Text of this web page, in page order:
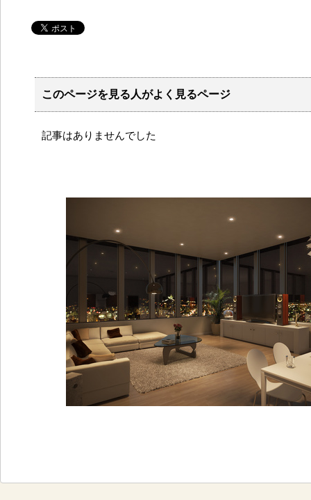
このページを見る人がよく見るページ
記事はありませんでした